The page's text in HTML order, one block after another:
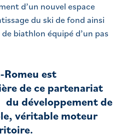
d’un nouvel espace
du ski de fond ainsi
biathlon équipé d’un pas
est
de ce partenariat
développement de
véritable moteur